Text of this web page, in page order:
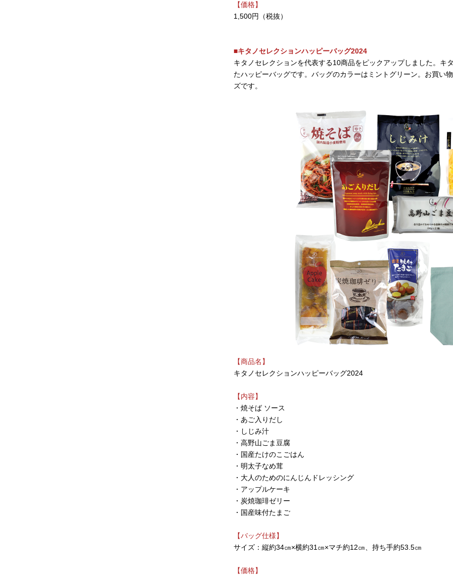
【価格】
1,500円（税抜）
■キタノセレクションハッピーバッグ2024
キタノセレクションを代表する10商品をピックアップしました。キ
たハッピーバッグです。バッグのカラーはミントグリーン。お買い
ズです。
【商品名】
キタノセレクションハッピーバッグ2024
【内容】
・焼そば ソース
・あご入りだし
・しじみ汁
・高野山ごま豆腐
・国産たけのこごはん
・明太子なめ茸
・大人のためのにんじんドレッシング
・アップルケーキ
・炭焼珈琲ゼリー
・国産味付たまご
【バッグ仕様】
サイズ：縦約34㎝×横約31㎝×マチ約12㎝、持ち手約53.5㎝
【価格】